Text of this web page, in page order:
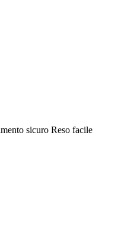
sicuro Reso facile